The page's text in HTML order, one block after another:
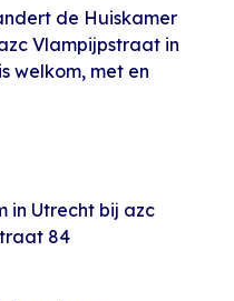
de Huiskamer
Vlampijpstraat in
welkom, met en
in Utrecht bij azc
84